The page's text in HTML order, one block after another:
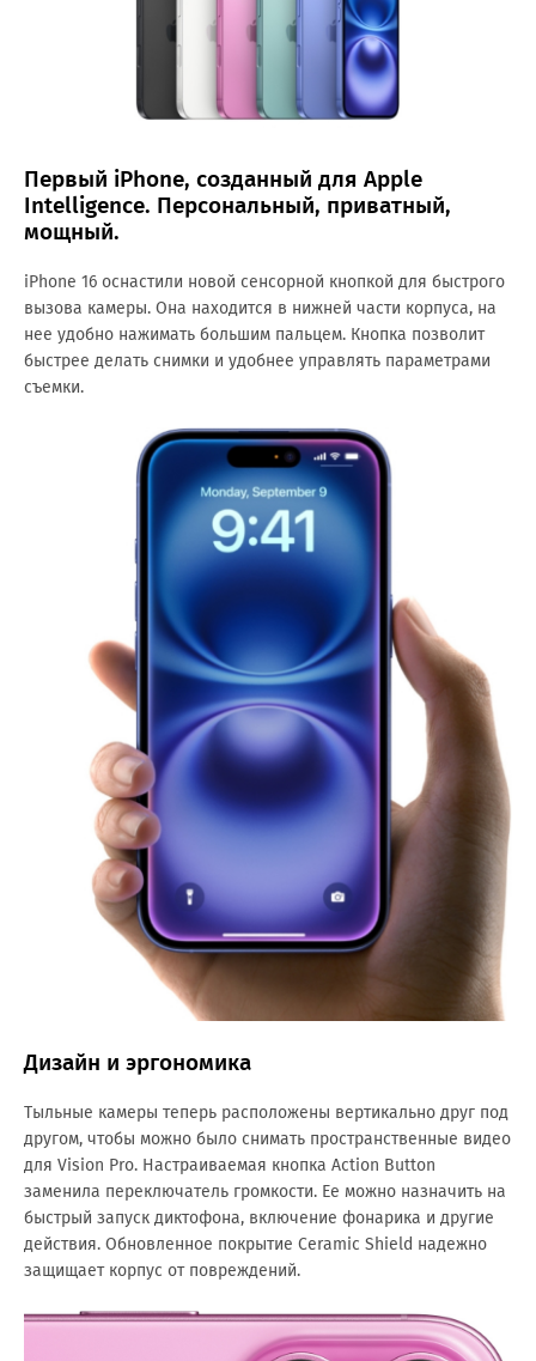
Первый iPhone, созданный для Apple
Intelligence. Персональный, приватный,
мощный.
iPhone 16 оснастили новой сенсорной кнопкой для быстрого
вызова камеры. Она находится в нижней части корпуса, на
нее удобно нажимать большим пальцем. Кнопка позволит
быстрее делать снимки и удобнее управлять параметрами
съемки.
Дизайн и эргономика
Тыльные камеры теперь расположены вертикально друг под
другом, чтобы можно было снимать пространственные видео
для Vision Pro. Настраиваемая кнопка Action Button
заменила переключатель громкости. Ее можно назначить на
быстрый запуск диктофона, включение фонарика и другие
действия. Обновленное покрытие Ceramic Shield надежно
защищает корпус от повреждений.